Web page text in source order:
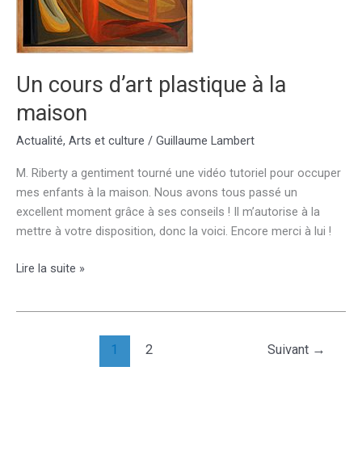
Un cours d’art plastique à la
maison
Actualité, Arts et culture / Guillaume Lambert
M. Riberty a gentiment tourné une vidéo tutoriel pour occuper
mes enfants à la maison. Nous avons tous passé un
excellent moment grâce à ses conseils ! Il m’autorise à la
mettre à votre disposition, donc la voici. Encore merci à lui !
Un
Lire la suite »
1 2 Suivant →